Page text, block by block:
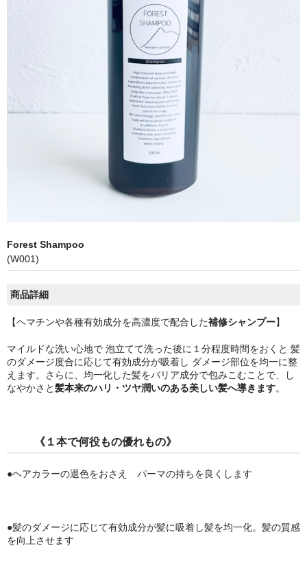
Forest Shampoo
(W001)
商品詳細
【ヘマチンや各種有効成分を高濃度で配合した補修シャンプー】
マイルドな洗い心地で 泡立てて洗った後に１分程度時間をおくと 髪
のダメージ度合に応じて有効成分が吸着し ダメージ部位を均一に整
えます。さらに、均一化した髪をバリア成分で包みこむことで、し
なやかさと髪本来のハリ・ツヤ潤いのある美しい髪へ導きます。
《１本で何役もの優れもの》
●ヘアカラーの退色をおさえ パーマの持ちを良くします
●髪のダメージに応じて有効成分が髪に吸着し髪を均一化。髪の質感
を向上させます